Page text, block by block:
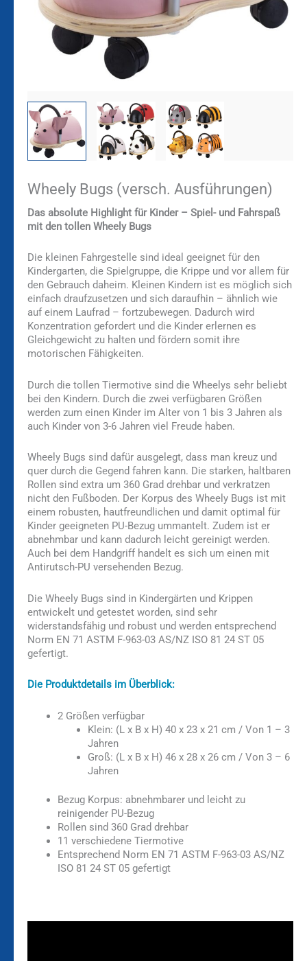
Wheely Bugs (versch. Ausführungen)
Das absolute Highlight für Kinder – Spiel- und Fahrspaß
mit den tollen Wheely Bugs
Die kleinen Fahrgestelle sind ideal geeignet für den
Kindergarten, die Spielgruppe, die Krippe und vor allem für
den Gebrauch daheim. Kleinen Kindern ist es möglich sich
einfach draufzusetzen und sich daraufhin – ähnlich wie
auf einem Laufrad – fortzubewegen. Dadurch wird
Konzentration gefordert und die Kinder erlernen es
Gleichgewicht zu halten und fördern somit ihre
motorischen Fähigkeiten.
Durch die tollen Tiermotive sind die Wheelys sehr beliebt
bei den Kindern. Durch die zwei verfügbaren Größen
werden zum einen Kinder im Alter von 1 bis 3 Jahren als
auch Kinder von 3-6 Jahren viel Freude haben.
Wheely Bugs sind dafür ausgelegt, dass man kreuz und
quer durch die Gegend fahren kann. Die starken, haltbaren
Rollen sind extra um 360 Grad drehbar und verkratzen
nicht den Fußboden. Der Korpus des Wheely Bugs ist mit
einem robusten, hautfreundlichen und damit optimal für
Kinder geeigneten PU-Bezug ummantelt. Zudem ist er
abnehmbar und kann dadurch leicht gereinigt werden.
Auch bei dem Handgriff handelt es sich um einen mit
Antirutsch-PU versehenden Bezug.
Die Wheely Bugs sind in Kindergärten und Krippen
entwickelt und getestet worden, sind sehr
widerstandsfähig und robust und werden entsprechend
Norm EN 71 ASTM F-963-03 AS/NZ ISO 81 24 ST 05
gefertigt.
Die Produktdetails im Überblick:
2 Größen verfügbar
Klein: (L x B x H) 40 x 23 x 21 cm / Von 1 – 3
Jahren
Groß: (L x B x H) 46 x 28 x 26 cm / Von 3 – 6
Jahren
Bezug Korpus: abnehmbarer und leicht zu
reinigender PU-Bezug
Rollen sind 360 Grad drehbar
11 verschiedene Tiermotive
Entsprechend Norm EN 71 ASTM F-963-03 AS/NZ
ISO 81 24 ST 05 gefertigt